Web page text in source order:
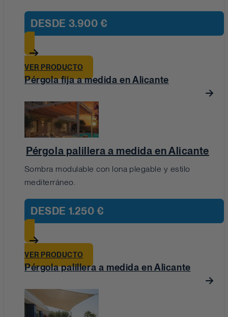
DESDE 3.900 €
VER PRODUCTO
Pérgola fija a medida en Alicante
Pérgola palillera a medida en Alicante
Sombra modulable con lona plegable y estilo
mediterráneo.
DESDE 1.250 €
VER PRODUCTO
Pérgola palillera a medida en Alicante